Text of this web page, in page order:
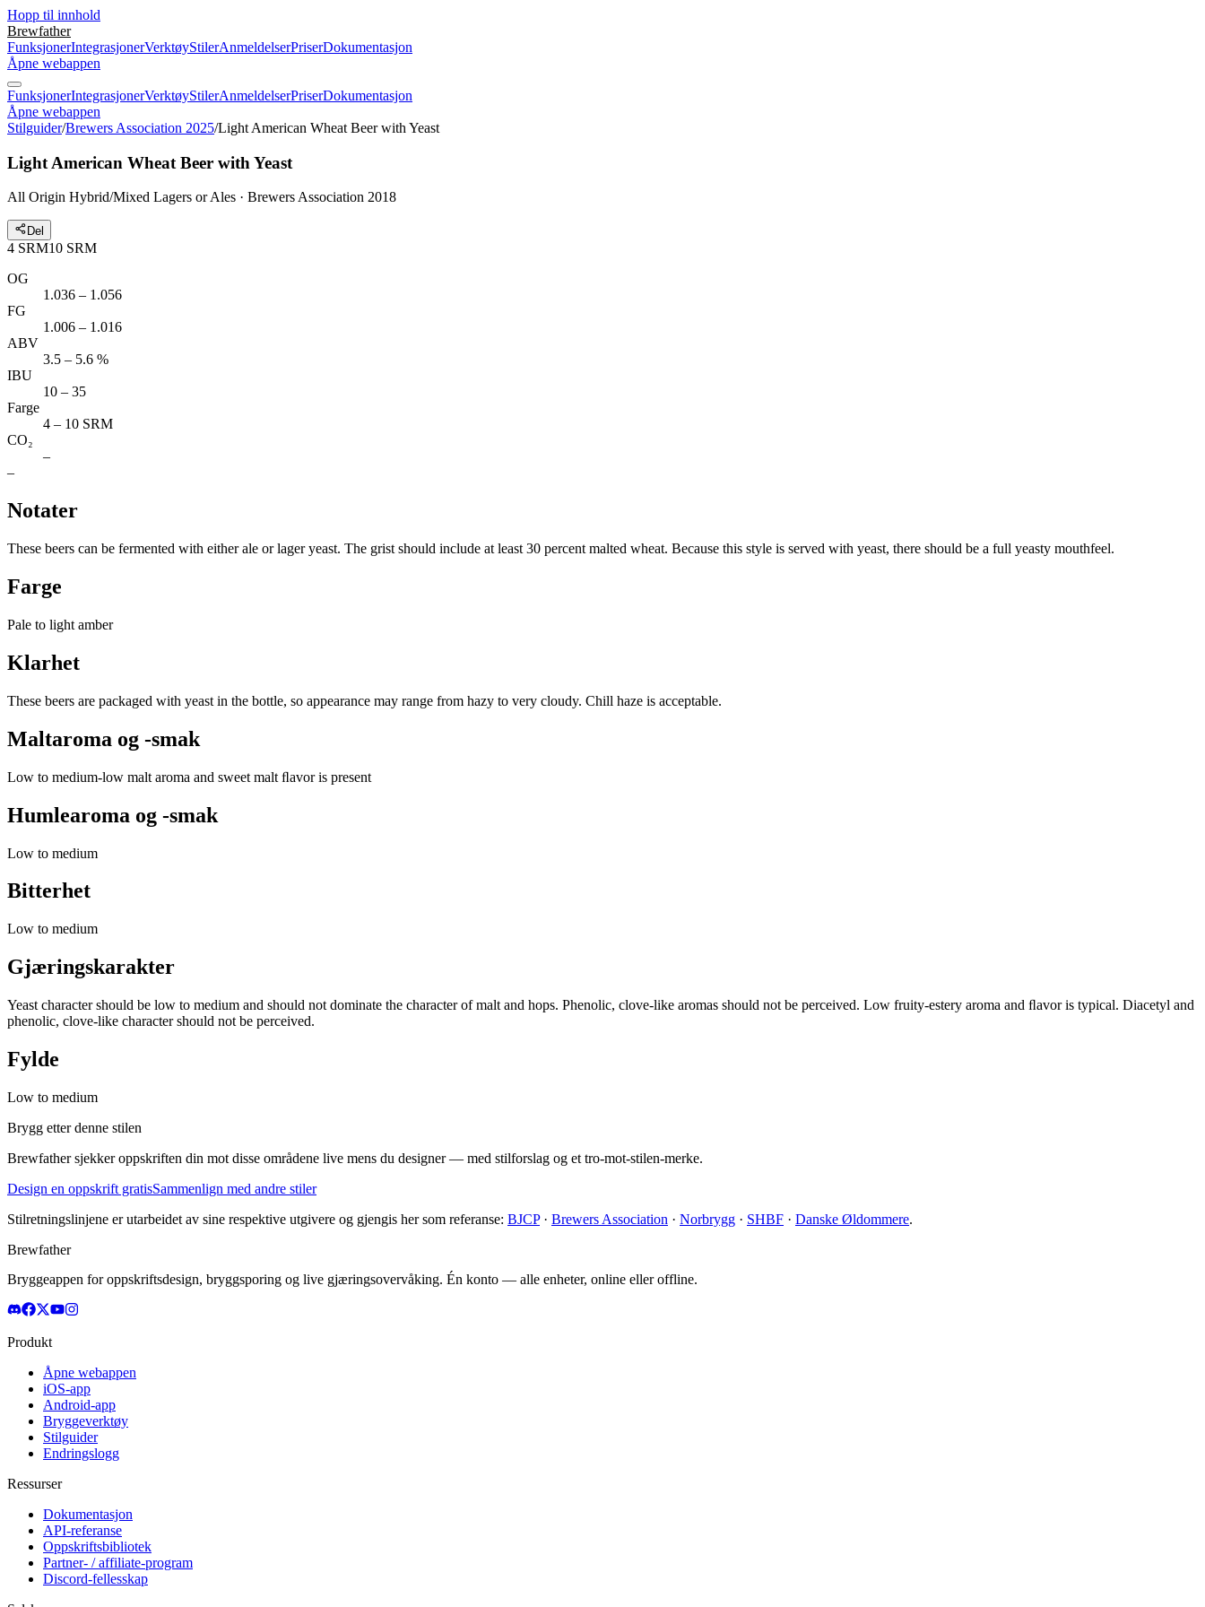
Hopp til innhold
Brewfather
FunksjonerIntegrasjonerVerktøyStilerAnmeldelserPriserDokumentasjon
Åpne webappen
FunksjonerIntegrasjonerVerktøyStilerAnmeldelserPriserDokumentasjon
Åpne webappen
Stilguider/Brewers Association 2025/Light American Wheat Beer with Yeast
Light American Wheat Beer with Yeast
All Origin Hybrid/Mixed Lagers or Ales · Brewers Association 2018
Del
4 SRM10 SRM
OG
1.036 – 1.056
FG
1.006 – 1.016
ABV
3.5 – 5.6 %
IBU
10 – 35
Farge
4 – 10 SRM
CO₂
–
–
Notater
These beers can be fermented with either ale or lager yeast. The grist should include at least 30 percent malted wheat. Because this style is served with yeast, there should be a full yeasty mouthfeel.
Farge
Pale to light amber
Klarhet
These beers are packaged with yeast in the bottle, so appearance may range from hazy to very cloudy. Chill haze is acceptable.
Maltaroma og -smak
Low to medium-low malt aroma and sweet malt ﬂavor is present
Humlearoma og -smak
Low to medium
Bitterhet
Low to medium
Gjæringskarakter
Yeast character should be low to medium and should not dominate the character of malt and hops. Phenolic, clove-like aromas should not be perceived. Low fruity-estery aroma and ﬂavor is typical. Diacetyl and
phenolic, clove-like character should not be perceived.
Fylde
Low to medium
Brygg etter denne stilen
Brewfather sjekker oppskriften din mot disse områdene live mens du designer — med stilforslag og et tro-mot-stilen-merke.
Design en oppskrift gratisSammenlign med andre stiler
Stilretningslinjene er utarbeidet av sine respektive utgivere og gjengis her som referanse: BJCP· Brewers Association · Norbrygg · SHBF · Danske Øldommere.
Brewfather
Bryggeappen for oppskriftsdesign, bryggsporing og live gjæringsovervåking. Én konto — alle enheter, online eller offline.
Produkt
Åpne webappen
iOS-app
Android-app
Bryggeverktøy
Stilguider
Endringslogg
Ressurser
Dokumentasjon
API-referanse
Oppskriftsbibliotek
Partner- / affiliate-program
Discord-fellesskap